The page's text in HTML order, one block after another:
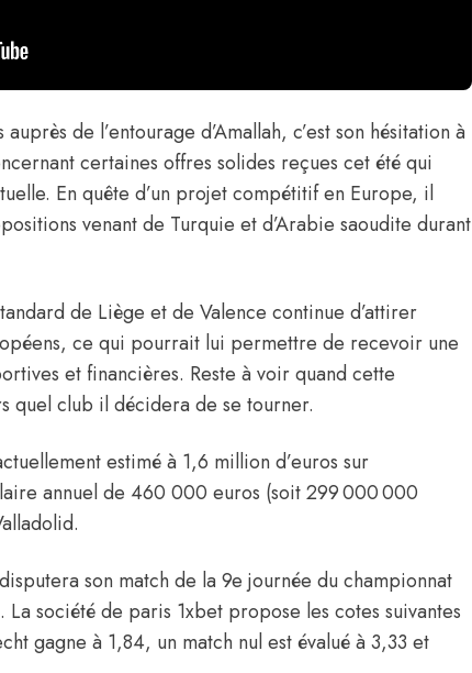
de l’entourage d’Amallah, c’est son hésitation à
certaines offres solides reçues cet été qui
En quête d’un projet compétitif en Europe, il
venant de Turquie et d’Arabie saoudite durant
de Liège et de Valence continue d’attirer
ce qui pourrait lui permettre de recevoir une
et financières. Reste à voir quand cette
quel club il décidera de se tourner.
estimé à 1,6 million d’euros sur
annuel de 460 000 euros (soit 299 000 000
son match de la 9e journée du championnat
La société de paris 1xbet propose les cotes suivantes
gagne à 1,84, un match nul est évalué à 3,33 et